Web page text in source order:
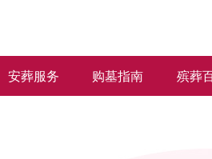
安葬服务 购墓指南 殡葬